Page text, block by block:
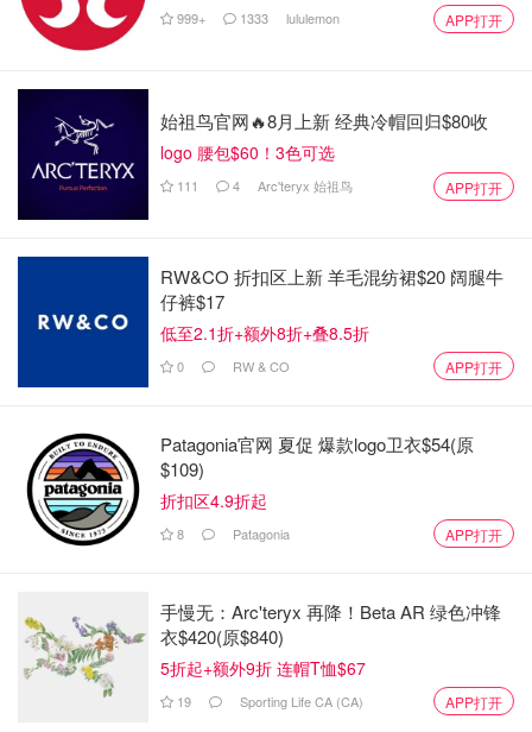
必须更新其个人资料，以便根据 PSTQ 获得选拔。
魁北克移民的最新发展
近几个月来，魁北克的移民情况发生了重大变化，反映了加
拿大移民的更广泛转变。
今年，该省计划接收 48,500 至 51,500 名新移民
预测一致；然而，这一接收目标的实现将面临该省移民系统
的多项重大变化。
这些变化中最引人注目的可能是魁北克经验计划——魁北克
毕业生项目（PEQ Diplomés）的申请暂停，以及根据
SWSP发出的邀请暂停。这两个项目是外国人移民魁北克最
个项目的录取人数大幅下降。在此公告发布之前，通过PEQ
- Diplomés项目录取的移民申请并未被纳入魁北克年度移民
水平计划。
对技术工人选拔计划（SWSP）下录取的候选人的国家
数量设定上限，即来自某个国家的外国人数量不得超过
999+ 1333 lululemon APP打开
始祖鸟官网🔥8月上新 经典冷帽回归$80收
logo 腰包$60！3色可选
111 4 Arc'teryx 始祖鸟 APP打开
RW&CO 折扣区上新 羊毛混纺裙$20 阔腿牛
仔裤$17
低至2.1折+额外8折+叠8.5折
0 RW & CO APP打开
Patagonia官网 夏促 爆款logo卫衣$54(原
$109)
折扣区4.9折起
8 Patagonia APP打开
手慢无：Arc'teryx 再降！Beta AR 绿色冲锋
衣$420(原$840)
5折起+额外9折 连帽T恤$67
19 Sporting Life CA (CA) APP打开